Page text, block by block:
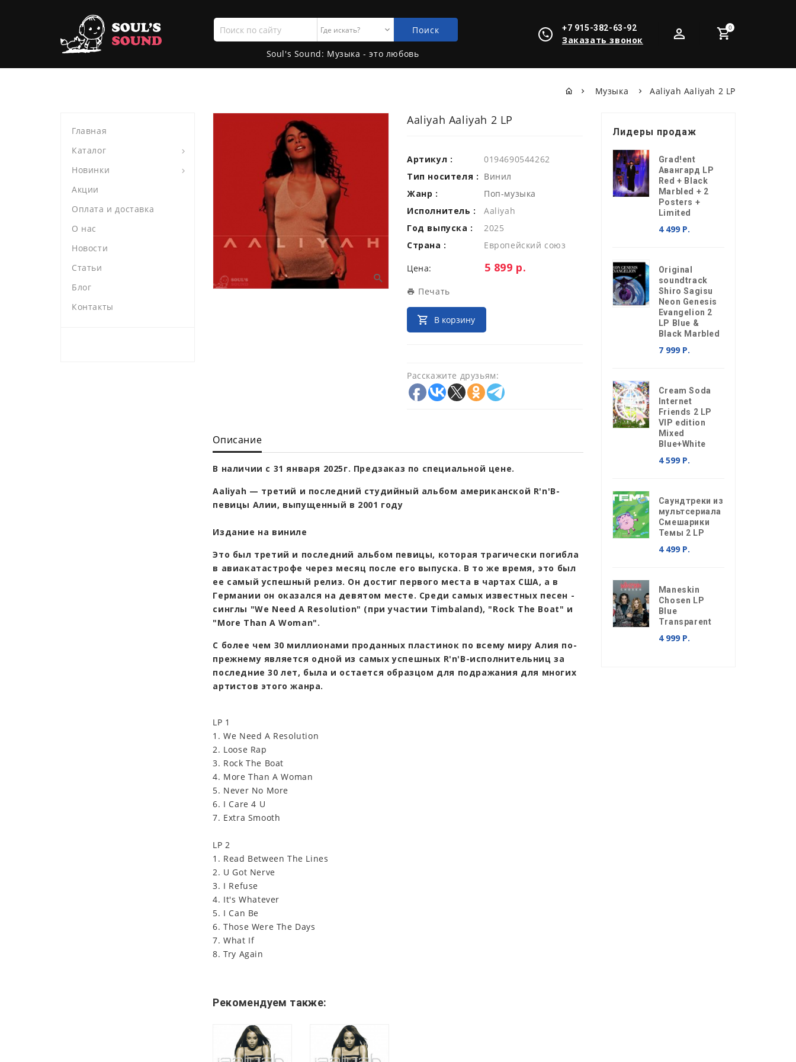
0
+7 915-382-63-92
Заказать звонок
Поиск
по
сайту
Поиск
Soul's Sound: Музыка - это любовь
Музыка Aaliyah Aaliyah 2 LP
Главная
Каталог
Новинки
Акции
Оплата и доставка
О нас
Новости
Статьи
Блог
Контакты
Aaliyah Aaliyah 2 LP
Артикул :
0194690544262
Тип носителя : Винил
Жанр :
Поп-музыка
Исполнитель :
Aaliyah
Год выпуска :
2025
Страна :
Европейский союз
Цена: Цена:
5 899 р.
Печать
В корзину
Расскажите друзьям:
Описание
В наличии с 31 января 2025г. Предзаказ по специальной цене.
Aaliyah — третий и последний студийный альбом американской R'n'B-
певицы Алии, выпущенный в 2001 году
Издание на виниле
Это был третий и последний альбом певицы, которая трагически погибла
в авиакатастрофе через месяц после его выпуска. В то же время, это был
ее самый успешный релиз. Он достиг первого места в чартах США, а в
Германии он оказался на девятом месте. Среди самых известных песен -
синглы "We Need A Resolution" (при участии Timbaland), "Rock The Boat" и
"More Than A Woman".
С более чем 30 миллионами проданных пластинок по всему миру Алия по-
прежнему является одной из самых успешных R'n'B-исполнительниц за
последние 30 лет, была и остается образцом для подражания для многих
артистов этого жанра.
LP 1
1. We Need A Resolution
2. Loose Rap
3. Rock The Boat
4. More Than A Woman
5. Never No More
6. I Care 4 U
7. Extra Smooth
LP 2
1. Read Between The Lines
2. U Got Nerve
3. I Refuse
4. It's Whatever
5. I Can Be
6. Those Were The Days
7. What If
8. Try Again
Рекомендуем также:
Лидеры продаж
Grad!ent
Авангард LP
Red + Black
Marbled + 2
Posters +
Limited
4 499 Р.
Original
soundtrack
Shiro Sagisu
Neon Genesis
Evangelion 2
LP Blue &
Black Marbled
7 999 Р.
Cream Soda
Internet
Friends 2 LP
VIP edition
Mixed
Blue+White
4 599 Р.
Саундтреки из
мультсериала
Смешарики
Темы 2 LP
4 499 Р.
Maneskin
Chosen LP
Blue
Transparent
4 999 Р.